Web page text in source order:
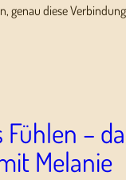
genau diese
–
Melanie